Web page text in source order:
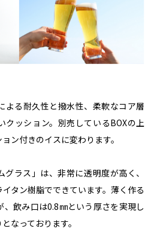
よる耐久性と撥水性、柔軟なコア層
クッション。別売しているBOXの上
ン付きのイスに変わります。
グラス」は、非常に透明度が高く、
タン樹脂でできています。薄く作る
、飲み口は0.8㎜という厚さを実現し
なっております。